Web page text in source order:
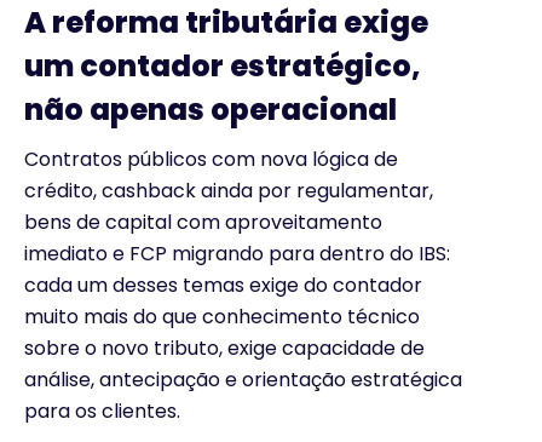
A reforma tributária exige
um contador estratégico,
não apenas operacional
Contratos públicos com nova lógica de
crédito, cashback ainda por regulamentar,
bens de capital com aproveitamento
imediato e FCP migrando para dentro do IBS:
cada um desses temas exige do contador
muito mais do que conhecimento técnico
sobre o novo tributo, exige capacidade de
análise, antecipação e orientação estratégica
para os clientes.